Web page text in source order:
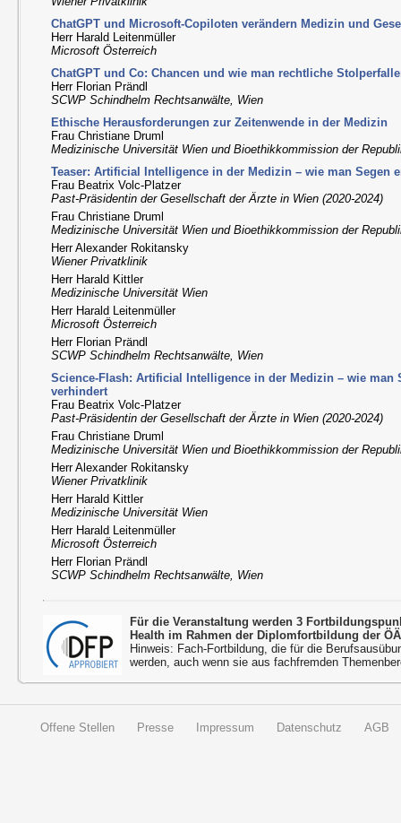
ChatGPT und Microsoft-Copiloten verändern Medizin und
Herr Harald Leitenmüller
Microsoft Österreich
ChatGPT und Co: Chancen und wie man rechtliche
Herr Florian Prändl
SCWP Schindhelm Rechtsanwälte, Wien
Ethische Herausforderungen zur Zeitenwende in der Medizin
Frau Christiane Druml
Medizinische Universität Wien und Bioethikkommission der
Teaser: Artificial Intelligence in der Medizin – wie man Segen
Frau Beatrix Volc-Platzer
Past-Präsidentin der Gesellschaft der Ärzte in Wien (2020-2024)
Frau Christiane Druml
Medizinische Universität Wien und Bioethikkommission der
Herr Alexander Rokitansky
Wiener Privatklinik
Herr Harald Kittler
Medizinische Universität Wien
Herr Harald Leitenmüller
Microsoft Österreich
Herr Florian Prändl
SCWP Schindhelm Rechtsanwälte, Wien
Science-Flash: Artificial Intelligence in der Medizin – wie man
verhindert
Frau Beatrix Volc-Platzer
Past-Präsidentin der Gesellschaft der Ärzte in Wien (2020-2024)
Frau Christiane Druml
Medizinische Universität Wien und Bioethikkommission der
Herr Alexander Rokitansky
Wiener Privatklinik
Herr Harald Kittler
Medizinische Universität Wien
Herr Harald Leitenmüller
Microsoft Österreich
Herr Florian Prändl
SCWP Schindhelm Rechtsanwälte, Wien
Für die Veranstaltung werden 3
Health im Rahmen der Diplomfortbildung der
Hinweis: Fach-Fortbildung, die für die
werden, auch wenn sie aus fachfremden
Offene Stellen Presse Impressum Datenschutz AGB